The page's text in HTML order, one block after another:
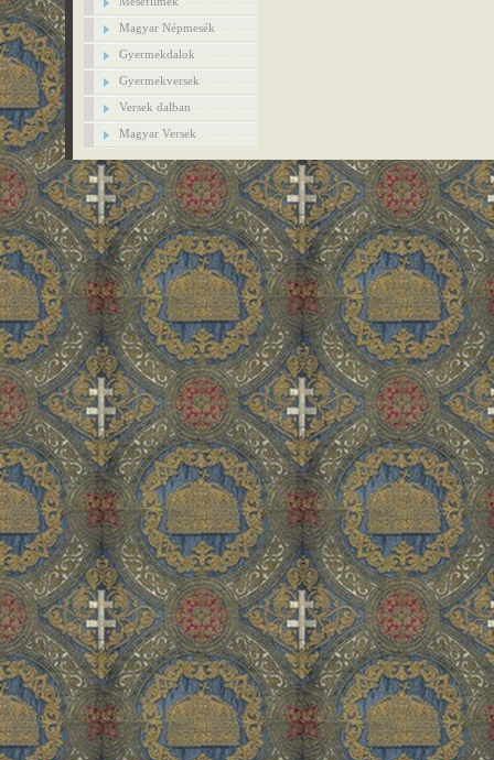
Magyar Népmesék
Gyermekdalok
Gyermekversek
Versek dalban
Magyar Versek